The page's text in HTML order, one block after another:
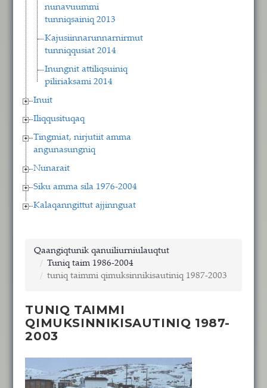
nunavuummi
tunniqsainiq 2013
Kajusiinnarunnarnirmut
tunniqqusiat 2014
Inungnit attiliqsuiniq
piliriaksami 2014
Inuit
Iliqqusituqaq
Tingmiat, nirjutiit amma
angunasungniq
Nunarait
Siku amma sila 1976-2004
Kalaqanngittut ajjinnguat
Qaangiqtunik qanuiliurniulauqtut
Tuniq taim 1986-2004
tuniq taimmi qimuksinnikisautiniq 1987-2003
TUNIQ TAIMMI
QIMUKSINNIKISAUTINIQ 1987-
2003